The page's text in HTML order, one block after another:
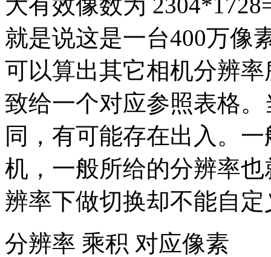
就是说这是一台400万像
可以算出其它相机分辨
致给一个对应参照表格
同，有可能存在出入。
机，一般所给的分辨率
辨率下做切换却不能自
分辨率 乘积 对应像素